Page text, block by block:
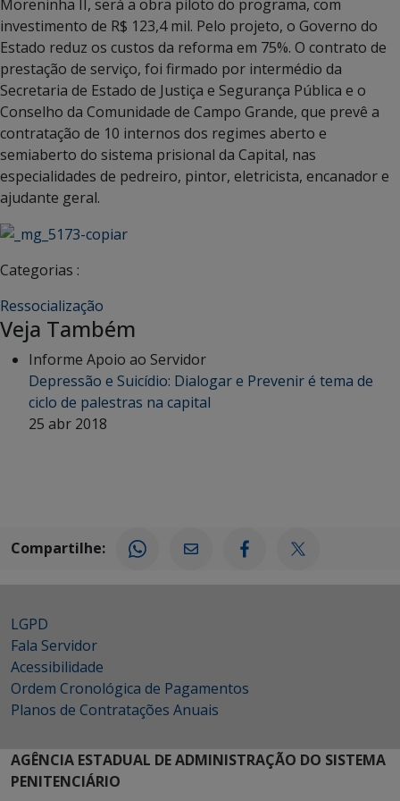
Moreninha II, será a obra piloto do programa, com
investimento de R$ 123,4 mil. Pelo projeto, o Governo do
Estado reduz os custos da reforma em 75%. O contrato de
prestação de serviço, foi firmado por intermédio da
Secretaria de Estado de Justiça e Segurança Pública e o
Conselho da Comunidade de Campo Grande, que prevê a
contratação de 10 internos dos regimes aberto e
semiaberto do sistema prisional da Capital, nas
especialidades de pedreiro, pintor, eletricista, encanador e
ajudante geral.
Categorias :
Ressocialização
Veja Também
Informe Apoio ao Servidor
Depressão e Suicídio: Dialogar e Prevenir é tema de
ciclo de palestras na capital
25 abr 2018
Compartilhe:
LGPD
Fala Servidor
Acessibilidade
Ordem Cronológica de Pagamentos
Planos de Contratações Anuais
AGÊNCIA ESTADUAL DE ADMINISTRAÇÃO DO SISTEMA
PENITENCIÁRIO